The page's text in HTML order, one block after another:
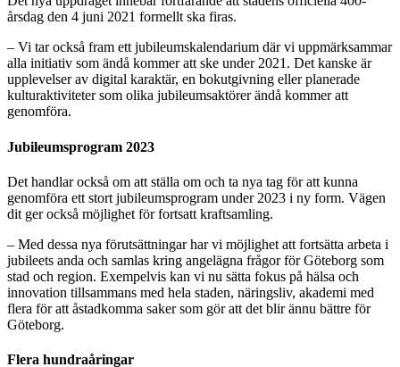
årsdag den 4 juni 2021 formellt ska firas.
– Vi tar också fram ett jubileumskalendarium där vi uppmärksammar
alla initiativ som ändå kommer att ske under 2021. Det kanske är
upplevelser av digital karaktär, en bokutgivning eller planerade
kulturaktiviteter som olika jubileumsaktörer ändå kommer att
genomföra.
Jubileumsprogram 2023
Det handlar också om att ställa om och ta nya tag för att kunna
genomföra ett stort jubileumsprogram under 2023 i ny form. Vägen
dit ger också möjlighet för fortsatt kraftsamling.
– Med dessa nya förutsättningar har vi möjlighet att fortsätta arbeta i
jubileets anda och samlas kring angelägna frågor för Göteborg som
stad och region. Exempelvis kan vi nu sätta fokus på hälsa och
innovation tillsammans med hela staden, näringsliv, akademi med
flera för att åstadkomma saker som gör att det blir ännu bättre för
Göteborg.
Flera hundraåringar